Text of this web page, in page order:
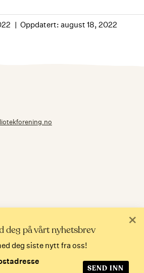
Oppdatert: august 18, 2022
deg på vårt nyhetsbrev
deg siste nytt fra oss!
×